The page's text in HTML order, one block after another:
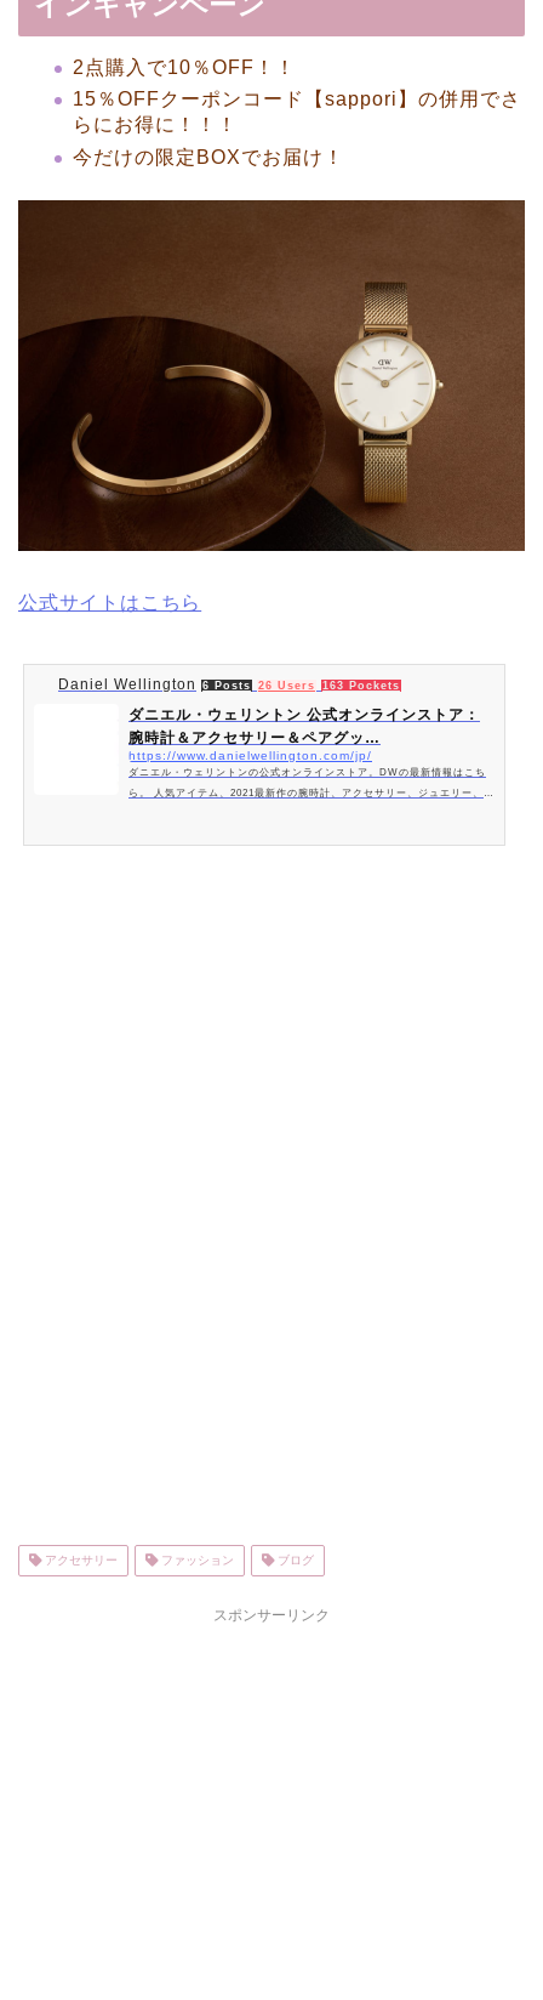
2点購入で10％OFF！！
15％OFFクーポンコード【sappori】の併用でさ
らにお得に！！！
今だけの限定BOXでお届け！
公式サイトはこちら
Daniel Wellington 6 Posts 26 Users 163 Pockets
ダニエル・ウェリントン 公式オンラインストア：
腕時計＆アクセサリー＆ペアグッ…
https://www.danielwellington.com/jp/
ダニエル・ウェリントンの公式オンラインストア。DWの最新情報はこち
ら。 人気アイテム、2021最新作の腕時計、アクセサリー、ジュエリー、ペ
アクセサリー ファッション ブログ
スポンサーリンク